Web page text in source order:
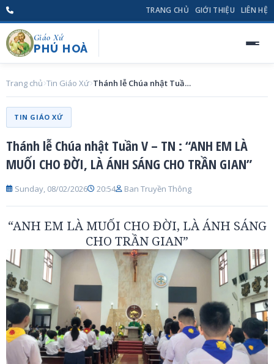
TRANG CHỦ GIỚI THIỆU LIÊN HỆ
Giáo Xứ
PHÚ HOÀ
Trang chủ Tin Giáo Xứ Thánh lễ Chúa nhật Tuần V – TN : “ANH EM LÀ MUỐI CHO ĐỜI, LÀ ÁNH SÁNG CHO TRẦN GIAN”
TIN GIÁO XỨ
Thánh lễ Chúa nhật Tuần V – TN : “ANH EM LÀ
MUỐI CHO ĐỜI, LÀ ÁNH SÁNG CHO TRẦN GIAN”
Sunday, 08/02/2026 20:54 Ban Truyền Thông
“ANH EM LÀ MUỐI CHO ĐỜI, LÀ ÁNH SÁNG
CHO TRẦN GIAN”